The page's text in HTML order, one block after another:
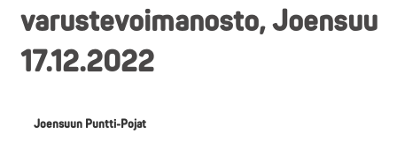
varustevoimanosto, Joensuu
17.12.2022
Joensuun Puntti-Pojat